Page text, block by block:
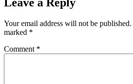
Your email address will not be published.
marked *
Comment *